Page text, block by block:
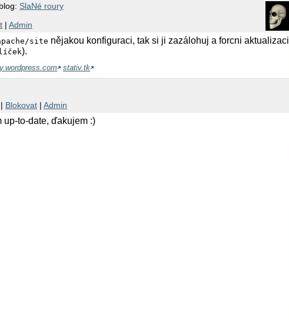
SlaNé roury
|Admin
site nějakou konfiguraci, tak si ji zazálohuj a forcni aktualizaci
).
stativ.tk
| Blokovat |Admin
up-to-date, ďakujem :)